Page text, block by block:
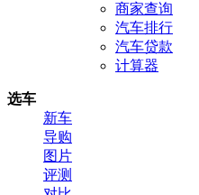
商家查询
汽车排行
汽车贷款
计算器
选车
新车
导购
图片
评测